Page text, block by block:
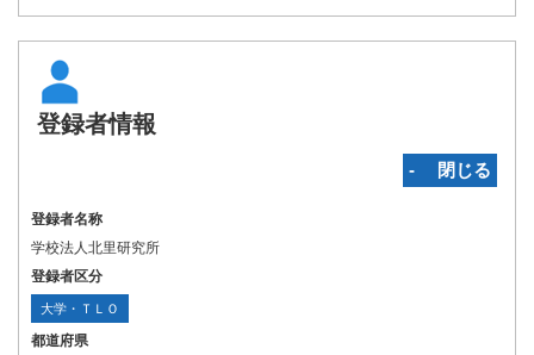
登録者情報
‐ 閉じる
登録者名称
学校法人北里研究所
登録者区分
大学・ＴＬＯ
都道府県